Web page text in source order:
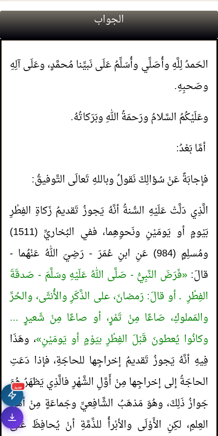
جديد
الجواب
الحَمدُ لِلَّهِ وأُصَلِّي وأُسَلِّمُ عَلَى نَبيِّنا مُحمَّدٍ، وعَلَى آلِهِ
وصَحبِهِ.
وعَلَيْكُمُ السَّلامُ ورَحمَةُ اللهِ وبَرَكاتُهُ.
أمَّا بَعْدُ:
فإجابَةً عَنْ سُؤالِكَ نَقولُ وباللهِ تَعالَى التَّوفيقُ:
الَّذِي دَلَّتْ عَلَيْهِ السُّنةُ أنَّهُ يَجوزُ تَقديمُ زَكاةِ الفِطْرِ
بَيْومٍ أو يَومَيْنِ ونَحوِهِما، ففي البُخاريِّ (1511)
ومُسلِمٍ (984) عَنِ ابنِ عُمَرَ - رَضِيَ اللهُ عَنْهُما -
قالَ: «فَرَضَ النَّبِيُّ - صَلَّى اللهُ عَلَيْهِ وسَلَّمَ - صَدقَةَ
الفِطْرِ ـ أو قالَ: رَمضانَ، على الذَّكَرِ والأُنثَى، والحُرِّ
والمَملوكِ، صَاعًا مِنْ تَمْرٍ، أو صاعًا مِنْ شَعيرٍ ...
وكانُوا يُعطونَ قَبْلَ الفِطْرِ بيَوْمٍ أو يَومَيْنِ»، وهَذَا
فِيهِ أنَّهُ يَجوزُ تَقديمُ إخراجِها للحاجَةِ، فإذا دَعَتِ
الحاجَةُ إلى إخراجِها مِنْ أَوَّلِ الشَّهْرِ فالَّذِي يَظهَرُ هُوَ
جَوازُ ذَلِكَ، وهُوَ مَذهَبُ الشَّافِعيِّ وجَماعَةٍ مِنْ أهْلِ
العِلمِ، لكِنِ الأَوْلَى والأبْرأُ للذِّمَّةِ أنْ يُحافِظَ عَلَى
1. حكم شراء المعتكف ما يحتاج إليه عبر
التطبيقات الإلكترونية؟
2. معنى قول النبي صلى الله عليه وسلم (إن هذه
القبور مملوءة ظلمة على أهلها)